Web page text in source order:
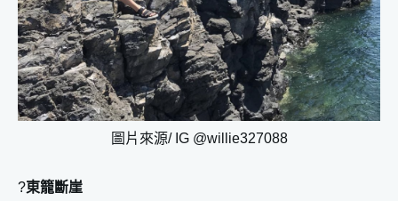
圖片來源/ IG @willie327088
?東籠斷崖